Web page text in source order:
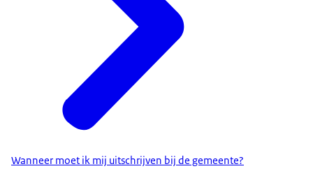
Wanneer moet ik mij uitschrijven bij de gemeente?